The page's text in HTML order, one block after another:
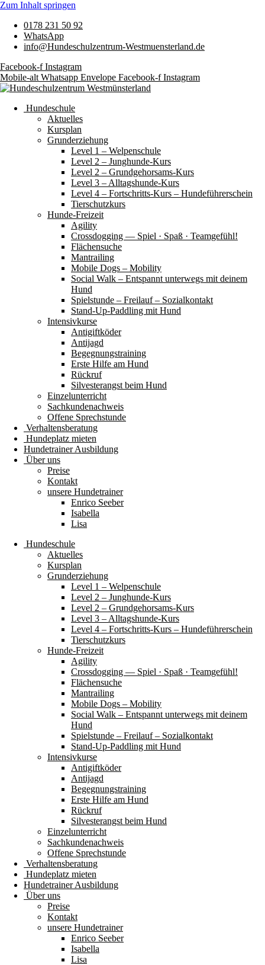
Zum Inhalt springen
0178 231 50 92
WhatsApp
info@Hundeschulzentrum-Westmuensterland.de
Facebook-f Instagram
Mobile-alt Whatsapp Envelope Facebook-f Instagram
Hundeschule
Aktuelles
Kursplan
Grunderziehung
Level 1 – Welpenschule
Level 2 – Junghunde-Kurs
Level 2 – Grundgehorsams-Kurs
Level 3 – Alltagshunde-Kurs
Level 4 – Fortschritts-Kurs – Hundeführerschein
Tierschutzkurs
Hunde-Freizeit
Agility
Crossdogging — Spiel · Spaß · Teamgefühl!
Flächensuche
Mantrailing
Mobile Dogs – Mobility
Social Walk – Entspannt unterwegs mit deinem
Hund
Spielstunde – Freilauf – Sozialkontakt
Stand-Up-Paddling mit Hund
Intensivkurse
Antigiftköder
Antijagd
Begegnungstraining
Erste Hilfe am Hund
Rückruf
Silvesterangst beim Hund
Einzelunterricht
Sachkundenachweis
Offene Sprechstunde
Verhaltensberatung
Hundeplatz mieten
Hundetrainer Ausbildung
Über uns
Preise
Kontakt
unsere Hundetrainer
Enrico Seeber
Isabella
Lisa
Hundeschule
Aktuelles
Kursplan
Grunderziehung
Level 1 – Welpenschule
Level 2 – Junghunde-Kurs
Level 2 – Grundgehorsams-Kurs
Level 3 – Alltagshunde-Kurs
Level 4 – Fortschritts-Kurs – Hundeführerschein
Tierschutzkurs
Hunde-Freizeit
Agility
Crossdogging — Spiel · Spaß · Teamgefühl!
Flächensuche
Mantrailing
Mobile Dogs – Mobility
Social Walk – Entspannt unterwegs mit deinem
Hund
Spielstunde – Freilauf – Sozialkontakt
Stand-Up-Paddling mit Hund
Intensivkurse
Antigiftköder
Antijagd
Begegnungstraining
Erste Hilfe am Hund
Rückruf
Silvesterangst beim Hund
Einzelunterricht
Sachkundenachweis
Offene Sprechstunde
Verhaltensberatung
Hundeplatz mieten
Hundetrainer Ausbildung
Über uns
Preise
Kontakt
unsere Hundetrainer
Enrico Seeber
Isabella
Lisa